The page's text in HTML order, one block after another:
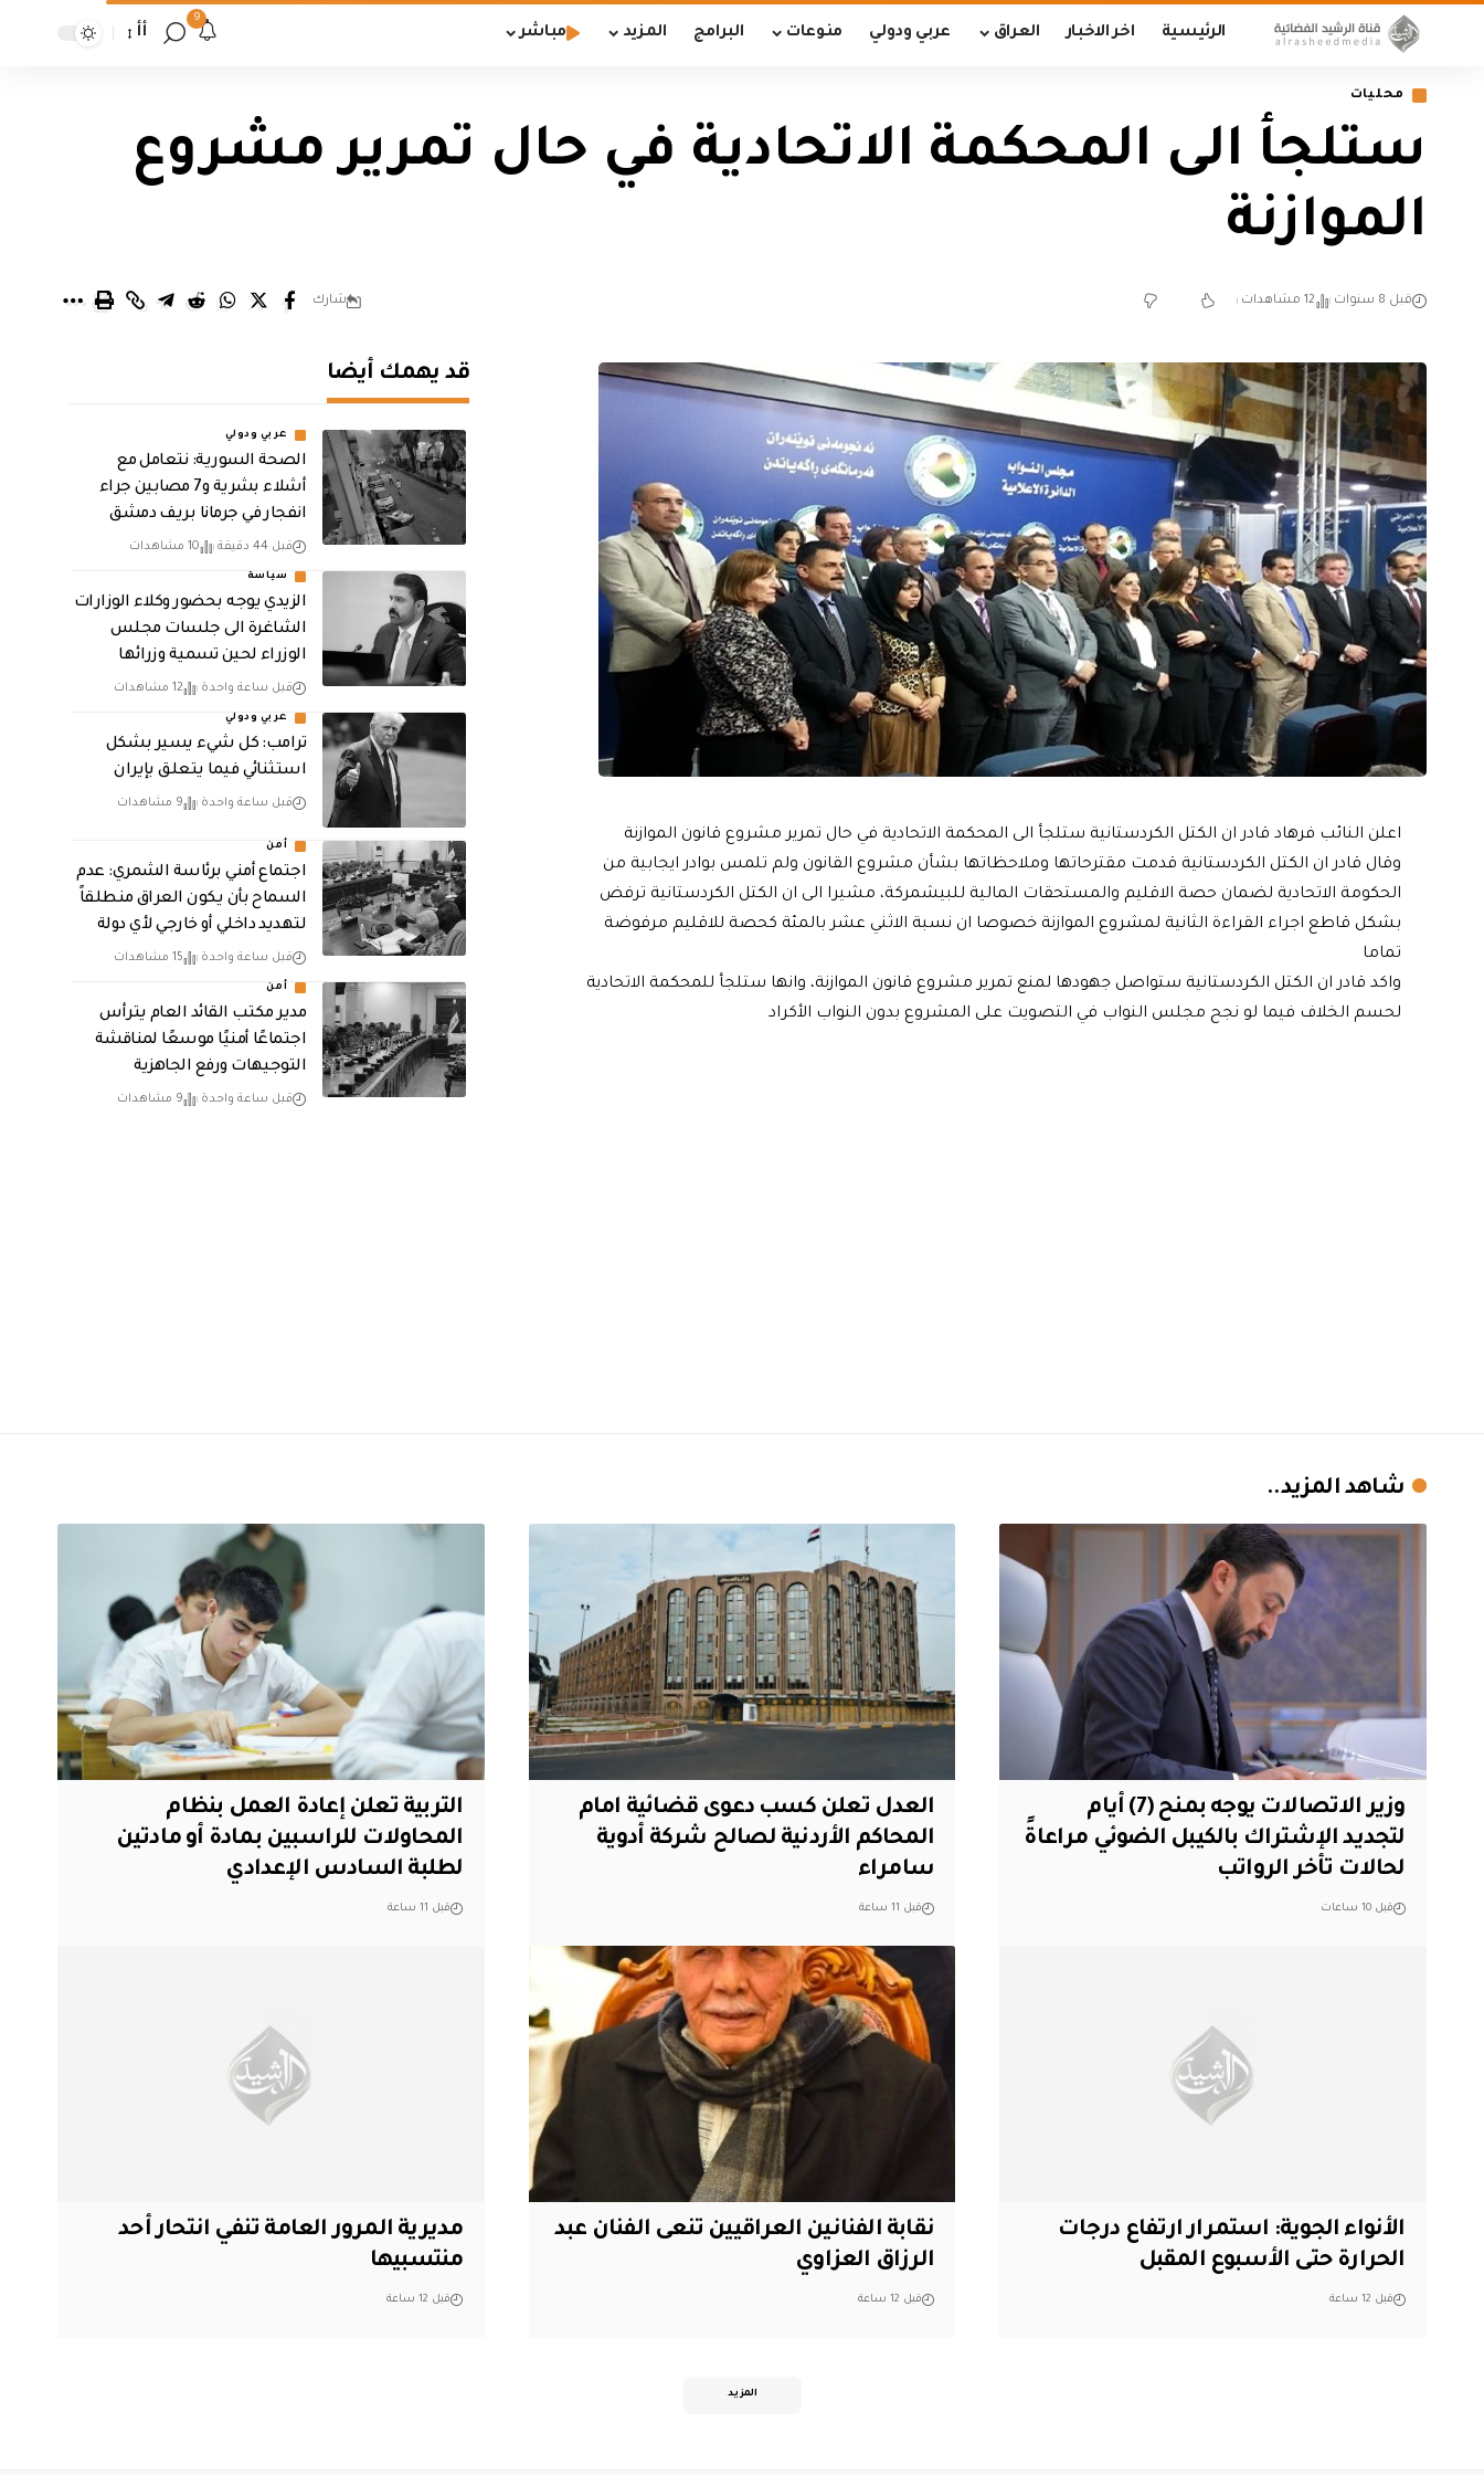
الرئيسية اخر الاخبار العراق عربي ودولي منوعات البرامج المزيد مباشر
9
أأ
محليات
ستلجأ الى المحكمة الاتحادية في حال تمرير مشروع
الموازنة
قبل 8 سنوات 12 مشاهدات شارك
اعلن النائب فرهاد قادر ان الكتل الكردستانية ستلجأ الى المحكمة الاتحادية في حال تمرير مشروع قانون الموازنة
وقال قادر ان الكتل الكردستانية قدمت مقترحاتها وملاحظاتها بشأن مشروع القانون ولم تلمس بوادر ايجابية من
الحكومة الاتحادية لضمان حصة الاقليم والمستحقات المالية للبيشمركة، مشيرا الى ان الكتل الكردستانية ترفض
بشكل قاطع اجراء القراءة الثانية لمشروع الموازنة خصوصا ان نسبة الاثني عشر بالمئة كحصة للاقليم مرفوضة
تماما
واكد قادر ان الكتل الكردستانية ستواصل جهودها لمنع تمرير مشروع قانون الموازنة، وانها ستلجأ للمحكمة الاتحادية
لحسم الخلاف فيما لو نجح مجلس النواب في التصويت على المشروع بدون النواب الأكراد
قد يهمك أيضا
عربي ودولي
الصحة السورية: نتعامل مع
أشلاء بشرية و7 مصابين جراء
انفجار في جرمانا بريف دمشق
قبل 44 دقيقة 10 مشاهدات
سياسة
الزيدي يوجه بحضور وكلاء الوزارات
الشاغرة الى جلسات مجلس
الوزراء لحين تسمية وزرائها
قبل ساعة واحدة 12 مشاهدات
عربي ودولي
ترامب: كل شيء يسير بشكل
استثنائي فيما يتعلق بإيران
قبل ساعة واحدة 9 مشاهدات
أمن
اجتماع أمني برئاسة الشمري: عدم
السماح بأن يكون العراق منطلقاً
لتهديد داخلي أو خارجي لأي دولة
قبل ساعة واحدة 15 مشاهدات
أمن
مدير مكتب القائد العام يترأس
اجتماعًا أمنيًا موسعًا لمناقشة
التوجيهات ورفع الجاهزية
قبل ساعة واحدة 9 مشاهدات
شاهد المزيد..
وزير الاتصالات يوجه بمنح (7) أيام
لتجديد الإشتراك بالكيبل الضوئي مراعاةً
لحالات تأخر الرواتب
قبل 10 ساعات
العدل تعلن كسب دعوى قضائية امام
المحاكم الأردنية لصالح شركة أدوية
سامراء
قبل 11 ساعة
التربية تعلن إعادة العمل بنظام
المحاولات للراسبين بمادة أو مادتين
لطلبة السادس الإعدادي
قبل 11 ساعة
الأنواء الجوية: استمرار ارتفاع درجات
الحرارة حتى الأسبوع المقبل
قبل 12 ساعة
نقابة الفنانين العراقيين تنعى الفنان عبد
الرزاق العزاوي
قبل 12 ساعة
مديرية المرور العامة تنفي انتحار أحد
منتسبيها
قبل 12 ساعة
المزيد